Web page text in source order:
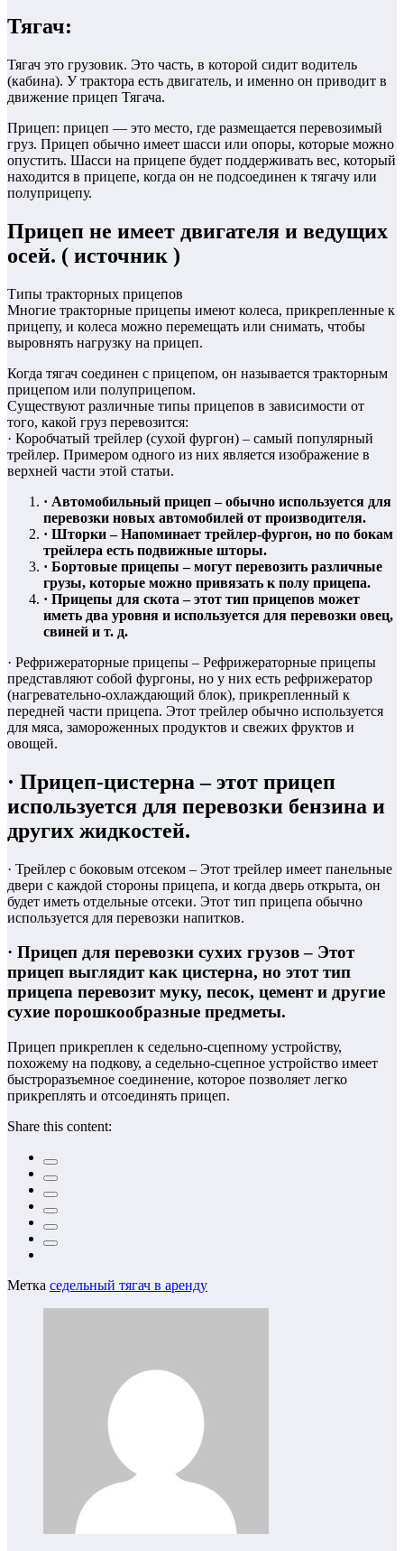
Тягач:
Тягач это грузовик. Это часть, в которой сидит водитель
(кабина). У трактора есть двигатель, и именно он приводит в
движение прицеп Тягача.
Прицеп: прицеп — это место, где размещается перевозимый
груз. Прицеп обычно имеет шасси или опоры, которые можно
опустить. Шасси на прицепе будет поддерживать вес, который
находится в прицепе, когда он не подсоединен к тягачу или
полуприцепу.
Прицеп не имеет двигателя и ведущих
осей. ( источник )
Типы тракторных прицепов
Многие тракторные прицепы имеют колеса, прикрепленные к
прицепу, и колеса можно перемещать или снимать, чтобы
выровнять нагрузку на прицеп.
Когда тягач соединен с прицепом, он называется тракторным
прицепом или полуприцепом.
Существуют различные типы прицепов в зависимости от
того, какой груз перевозится:
· Коробчатый трейлер (сухой фургон) – самый популярный
трейлер. Примером одного из них является изображение в
верхней части этой статьи.
· Автомобильный прицеп – обычно используется для
перевозки новых автомобилей от производителя.
· Шторки – Напоминает трейлер-фургон, но по бокам
трейлера есть подвижные шторы.
· Бортовые прицепы – могут перевозить различные
грузы, которые можно привязать к полу прицепа.
· Прицепы для скота – этот тип прицепов может
иметь два уровня и используется для перевозки овец,
свиней и т. д.
· Рефрижераторные прицепы – Рефрижераторные прицепы
представляют собой фургоны, но у них есть рефрижератор
(нагревательно-охлаждающий блок), прикрепленный к
передней части прицепа. Этот трейлер обычно используется
для мяса, замороженных продуктов и свежих фруктов и
овощей.
· Прицеп-цистерна – этот прицеп
используется для перевозки бензина и
других жидкостей.
· Трейлер с боковым отсеком – Этот трейлер имеет панельные
двери с каждой стороны прицепа, и когда дверь открыта, он
будет иметь отдельные отсеки. Этот тип прицепа обычно
используется для перевозки напитков.
· Прицеп для перевозки сухих грузов – Этот
прицеп выглядит как цистерна, но этот тип
прицепа перевозит муку, песок, цемент и другие
сухие порошкообразные предметы.
Прицеп прикреплен к седельно-сцепному устройству,
похожему на подкову, а седельно-сцепное устройство имеет
быстроразъемное соединение, которое позволяет легко
прикреплять и отсоединять прицеп.
Share this content:
Метка седельный тягач в аренду